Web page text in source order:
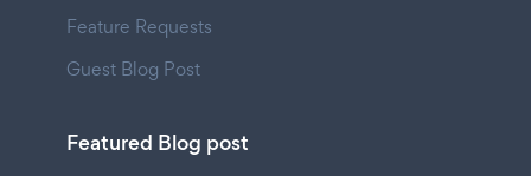
Feature Requests
Guest Blog Post
Featured Blog post